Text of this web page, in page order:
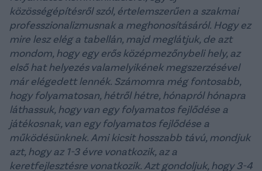
közösségépítésről szól, értelemszerűen a szakmai
professzionalizmusnak a meghonosításáról. Hogy ez
mire lesz elég a tabellán, majd meglátjuk, de azt
mondom, hogy egy erős középmezőnybeli hely, az
első hat helyezés valamelyikének megszerzésével
már elégedett lennék. Számomra még fontosabb,
hogy folyamatosan, hétről hétre, hónapról hónapra
láthassuk, hogy van egy folyamatos fejlődése a
játékosnak, van egy folyamatos fejlődése a
működésünknek. Ami kicsit hosszabb távú, mondjuk
azt, hogy az 1-3 évre vonatkozik, az a
keretfejlesztésre vonatkozik. Azt gondoljuk, hogy 3-4